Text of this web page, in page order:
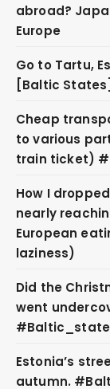
abroad?
Europe
Go to Tartu,
[Baltic States]
Cheap
to various
train ticket)
How I
nearly
European
laziness)
Did the
went
Estonia’s
autumn.